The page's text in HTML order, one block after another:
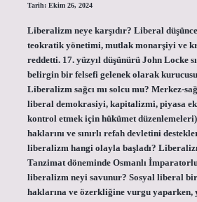
Tarih: Ekim 26, 2024
Liberalizm neye karşıdır? Liberal
teokratik yönetimi, mutlak monarşiyi ve
reddetti. 17. yüzyıl düşünürü John Locke
belirgin bir felsefi gelenek olarak
Liberalizm sağcı mı solcu mu? Merkez-
liberal demokrasiyi, kapitalizmi, piyasa
kontrol etmek için hükümet
haklarını ve sınırlı refah devletini
liberalizm hangi olayla başladı?
Tanzimat döneminde Osmanlı
liberalizm neyi savunur? Sosyal liberal
haklarına ve özerkliğine vurgu yaparken,